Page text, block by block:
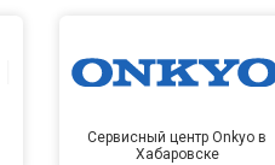
Сервисный центр Onkyo в
Хабаровске